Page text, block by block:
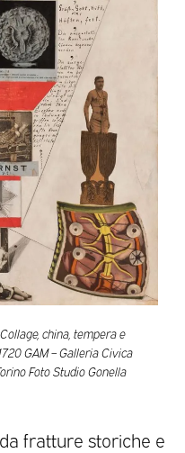
china, tempera e
GAM – Galleria Civica
Foto Studio Gonella
fratture storiche e